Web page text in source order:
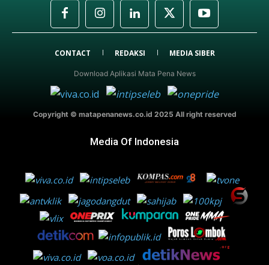
CONTACT REDAKSI MEDIA SIBER
Download Aplikasi Mata Pena News
Copyright © matapenanews.co.id 2025 All right reserved
Media Of Indonesia